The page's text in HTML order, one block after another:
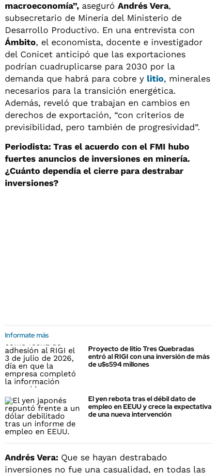
macroeconomía”, aseguró Andrés Vera,
subsecretario de Minería del Ministerio de
Desarrollo Productivo. En una entrevista con
Ámbito, el economista, docente e investigador
del Conicet anticipó que las exportaciones
podrían cuadruplicarse para 2030 por la
demanda que habrá para cobre y litio, minerales
necesarios para la transición energética.
Además, reveló que trabajan en cambios en
derechos de exportación, “con criterios de
previsibilidad, pero también de progresividad”.
Periodista: Tras el acuerdo con el FMI hubo
fuertes anuncios de inversiones en minería.
¿Cuánto dependía el cierre para destrabar
inversiones?
Informate más
Proyecto de litio Tres Quebradas
entró al RIGI con una inversión de más
de u$s594 millones
El yen rebota tras el débil dato de
empleo en EEUU y crece la expectativa
de una nueva intervención
Andrés Vera: Que se hayan destrabado
inversiones no fue una casualidad, en todas las